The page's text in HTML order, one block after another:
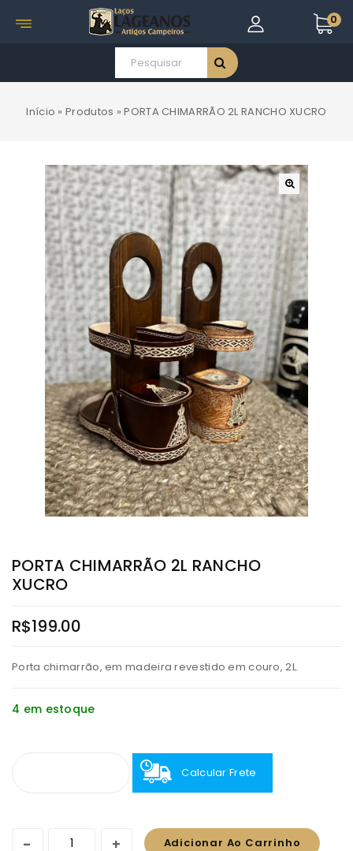
0
Início »Produtos »PORTA CHIMARRÃO 2L RANCHO XUCRO
PORTA CHIMARRÃO 2L RANCHO
XUCRO
R$199.00
Porta chimarrão, em madeira revestido em couro, 2L.
4 em estoque
Calcular Frete
Adicionar Ao Carrinho